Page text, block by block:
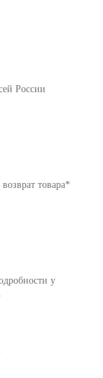
России
товара*
у